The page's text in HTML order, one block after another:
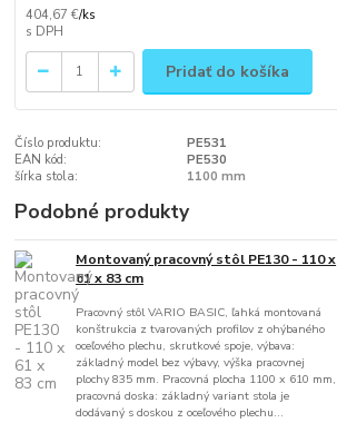
404,67 €/ks
Pridať do košíka
Číslo produktu:
PE531
EAN kód:
PE530
šírka stola:
1100 mm
Podobné produkty
Montovaný pracovný stôl PE130 - 110 x
61 x 83 cm
Pracovný stôl VARIO BASIC, ľahká montovaná
konštrukcia z tvarovaných profilov z ohýbaného
oceľového plechu, skrutkové spoje, výbava:
základný model bez výbavy, výška pracovnej
plochy 835 mm. Pracovná plocha 1100 x 610 mm,
pracovná doska: základný variant stola je
dodávaný s doskou z oceľového plechu...